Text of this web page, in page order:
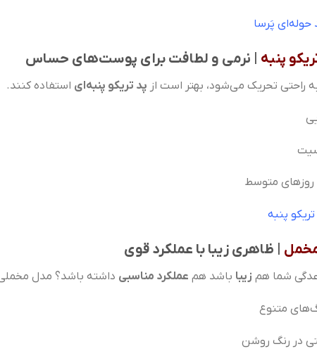
پَرسا
پنبه | نرمی و لطافت برای پوست‌های حساس
راحتی تحریک می‌شود، بهتر است از پد تریکو پنبه‌ای استفاده کنند.
متوسط
پنبه
| ظاهری زیبا با عملکرد قوی
شما هم زیبا باشد هم عملکرد مناسبی داشته باشد؟ مدل
متنوع
در رنگ روشن